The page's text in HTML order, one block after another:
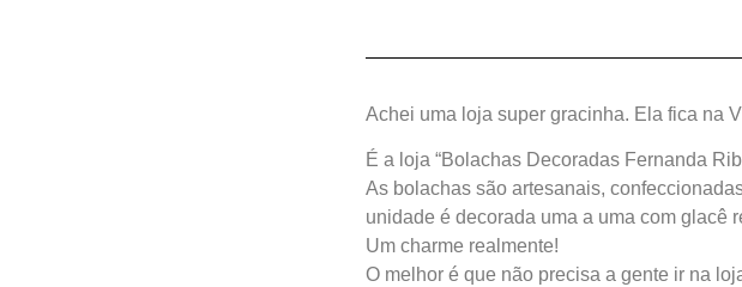
Achei uma loja super gracinha. Ela fica na
É a loja “Bolachas Decoradas Fernanda
As bolachas são artesanais,
unidade é decorada uma a uma com glacê
Um charme realmente!
O melhor é que não precisa a gente ir na